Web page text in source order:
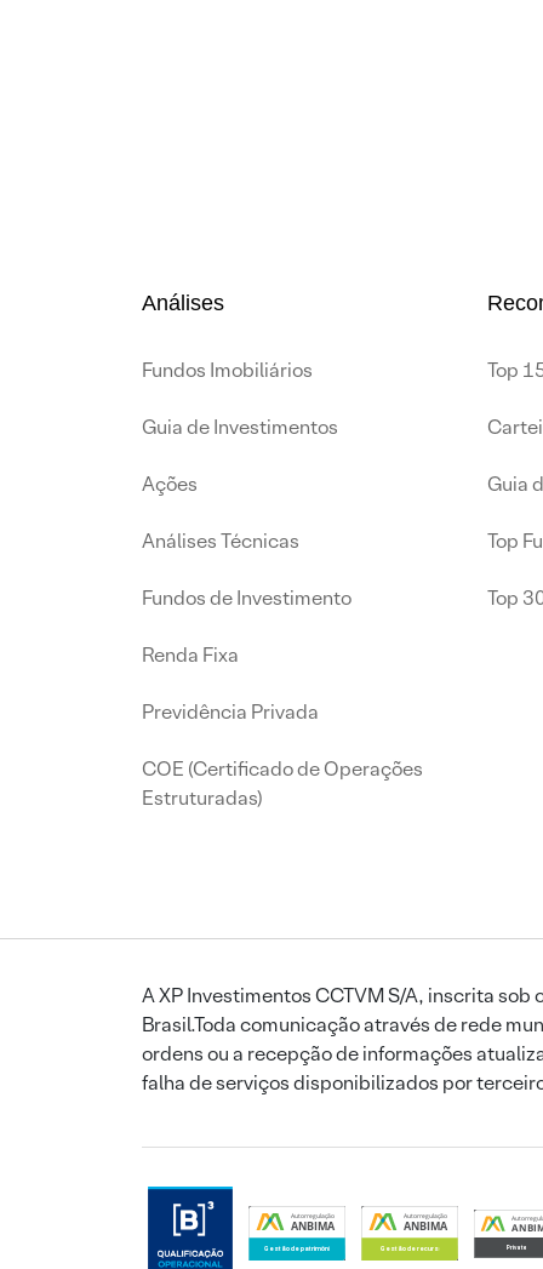
Análises
Fundos Imobiliários
Guia de Investimentos
Ações
Análises Técnicas
Fundos de Investimento
Renda Fixa
Previdência Privada
COE (Certificado de Operações
Estruturadas)
Top
Guia
Top
Top
A XP Investimentos CCTVM S/A, inscrita
Brasil.Toda comunicação através de rede
ordens ou a recepção de informações
falha de serviços disponibilizados por